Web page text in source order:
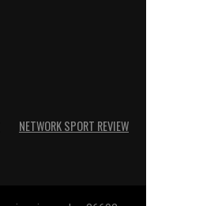
NETWORK SPORT REVIEW